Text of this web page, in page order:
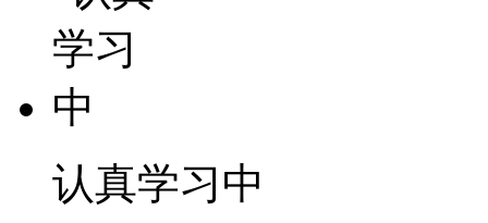
认真学习中